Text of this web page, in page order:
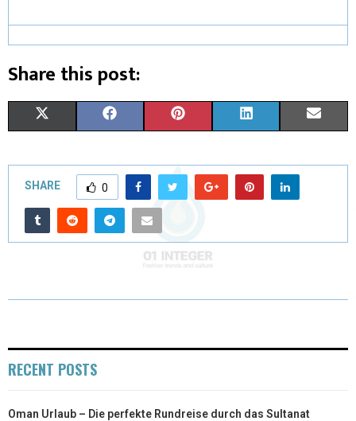
Share this post:
I
R
)
C
E
B
N
T
R
T
N
K
SHARE 0
RECENT POSTS
Oman Urlaub – Die perfekte Rundreise durch das Sultanat